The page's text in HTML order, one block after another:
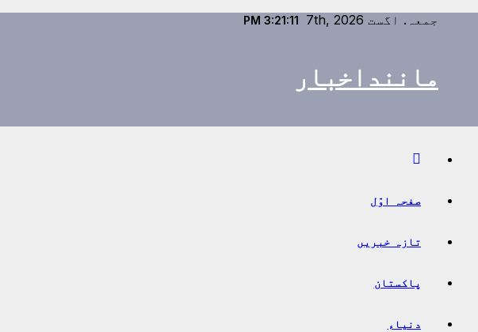
Skip
جمعہ. اگست 7th, 2026 3:21:12 PM
ماننداخبار
صفحہ اوّل
تازہ خبریں
پاکستان
دنیاء